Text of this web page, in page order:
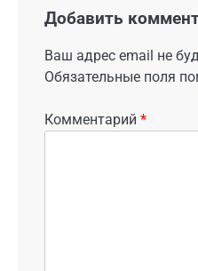
Добавить
Ваш адрес email не
Обязательные поля
Комментарий *